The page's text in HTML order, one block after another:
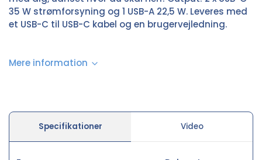
35 W strømforsyning og 1 USB-A 22,5 W. Leveres med
et USB-C til USB-C kabel og en brugervejledning.
Mere information
Specifikationer Video